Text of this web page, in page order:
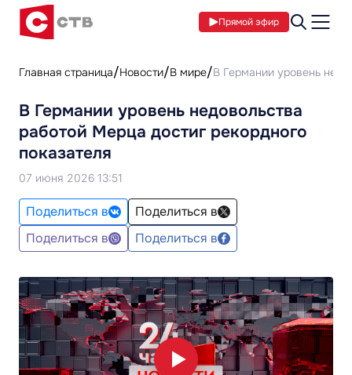
Прямой эфир
Главная страница Новости В мире В Германии уровень
В Германии уровень недовольства
работой Мерца достиг рекордного
показателя
07 июня 2026 13:51
Поделиться в
Поделиться в
Поделиться в
Поделиться в